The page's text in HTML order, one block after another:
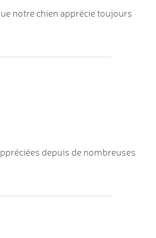
notre chien apprécie toujours
depuis de nombreuses